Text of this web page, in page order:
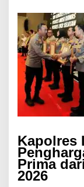
Kapolres
Prima
2026